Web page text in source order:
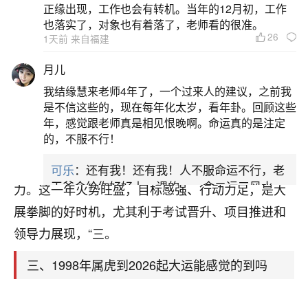
力打磨，农历三、五、九、十月为黄金爆发期，升
二、属虎的人今年运势如何2026年
属虎的人2026年整体运势呈上升趋势，得流年
“寅午半合”之局加持，气运根基稳固，事业财运有较
多顺遂机遇，但需靠自身努力把握，吉星虽不直接
入命，却可借对宫文昌、驿马之力提升思维与行动
力。这一年火势旺盛，目标感强、行动力足，是大
展拳脚的好时机，尤其利于考试晋升、项目推进和
领导力展现，“三。
三、1998年属虎到2026起大运能感觉的到吗
正缘出现，工作也会有转机。当年的12月初，工作
也落实了，对象也有着落了，老师看的很准。
1天前 来自福建 26
月儿
我结缘慧来老师4年了，一个过来人的建议，之前我
是不信这些的，现在每年化太岁，看年卦。回顾这些
年，感觉跟老师真是相见恨晚啊。命运真的是注定
的，不服不行！
可乐：还有我！还有我！人不服命运不行，老
天爷会给你好好上一课的。一命二运三风水，
哪样不服都不行！
平安是福：我也是每年找老师化太岁，看年
卦，认识老师3年了，都是缘分啊！
17分钟前 来自湖北